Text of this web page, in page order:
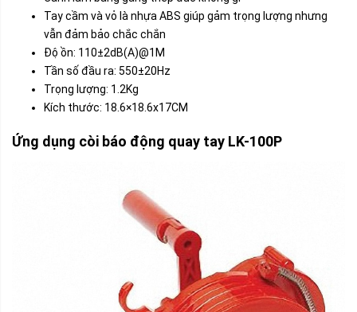
Tay cầm và vỏ là nhựa ABS giúp gảm trọng lượng nhưng
vẫn đảm bảo chắc chắn
Độ ồn: 110±2dB(A)@1M
Tần số đầu ra: 550±20Hz
Trọng lượng: 1.2Kg
Kích thước: 18.6×18.6x17CM
Ứng dụng còi báo động quay tay LK-100P